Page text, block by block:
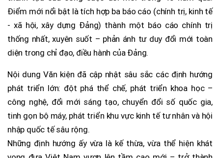
Điểm mới nổi bật là tích hợp ba báo cáo (chính trị, kinh tế
- xã hội, xây dựng Đảng) thành một báo cáo chính trị
thống nhất, xuyên suốt – phản ánh tư duy đổi mới toàn
diện trong chỉ đạo, điều hành của Đảng.
Nội dung Văn kiện đã cập nhật sâu sắc các định hướng
phát triển lớn: đột phá thể chế, phát triển khoa học –
công nghệ, đổi mới sáng tạo, chuyển đổi số quốc gia,
tinh gọn bộ máy, phát triển khu vực kinh tế tư nhân và hội
nhập quốc tế sâu rộng.
Những định hướng ấy vừa là kế thừa, vừa thể hiện khát